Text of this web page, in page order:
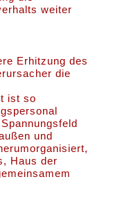
weiter
Erhitzung des
die
ist so
und
Haus der